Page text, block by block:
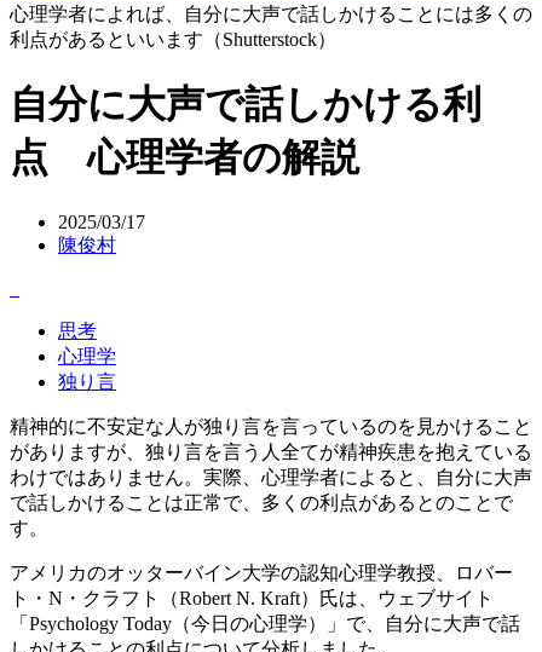
心理学者によれば、自分に大声で話しかけることには多くの
利点があるといいます（Shutterstock）
自分に大声で話しかける利
点 心理学者の解説
2025/03/17
陳俊村
思考
心理学
独り言
精神的に不安定な人が独り言を言っているのを見かけること
がありますが、独り言を言う人全てが精神疾患を抱えている
わけではありません。実際、心理学者によると、自分に大声
で話しかけることは正常で、多くの利点があるとのことで
す。
アメリカのオッターバイン大学の認知心理学教授、ロバー
ト・N・クラフト（Robert N. Kraft）氏は、ウェブサイト
「Psychology Today（今日の心理学）」で、自分に大声で話